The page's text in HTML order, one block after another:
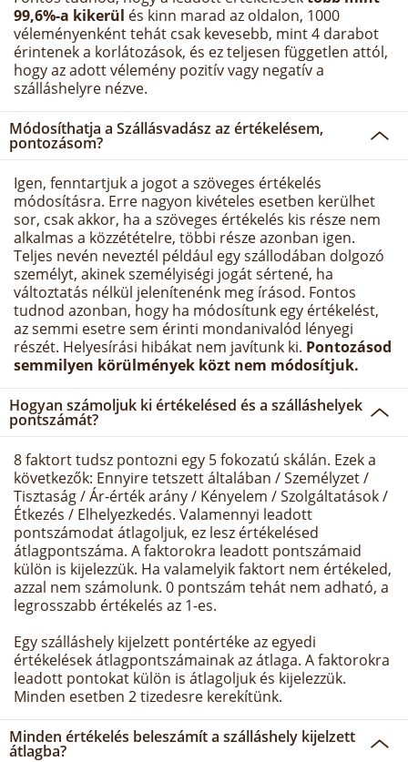
99,6%-a kikerül és kinn marad az oldalon, 1000
véleményenként tehát csak kevesebb, mint 4 darabot
érintenek a korlátozások, és ez teljesen független attól,
hogy az adott vélemény pozitív vagy negatív a
szálláshelyre nézve.
Módosíthatja a Szállásvadász az értékelésem,
pontozásom?
Igen, fenntartjuk a jogot a szöveges értékelés
módosításra. Erre nagyon kivételes esetben kerülhet
sor, csak akkor, ha a szöveges értékelés kis része nem
alkalmas a közzétételre, többi része azonban igen.
Teljes nevén neveztél például egy szállodában dolgozó
személyt, akinek személyiségi jogát sértené, ha
változtatás nélkül jelenítenénk meg írásod. Fontos
tudnod azonban, hogy ha módosítunk egy értékelést,
az semmi esetre sem érinti mondanivalód lényegi
részét. Helyesírási hibákat nem javítunk ki. Pontozásod
semmilyen körülmények közt nem módosítjuk.
Hogyan számoljuk ki értékelésed és a szálláshelyek
pontszámát?
8 faktort tudsz pontozni egy 5 fokozatú skálán. Ezek a
következők: Ennyire tetszett általában / Személyzet /
Tisztaság / Ár-érték arány / Kényelem / Szolgáltatások /
Étkezés / Elhelyezkedés. Valamennyi leadott
pontszámodat átlagoljuk, ez lesz értékelésed
átlagpontszáma. A faktorokra leadott pontszámaid
külön is kijelezzük. Ha valamelyik faktort nem értékeled,
azzal nem számolunk. 0 pontszám tehát nem adható, a
legrosszabb értékelés az 1-es.
Egy szálláshely kijelzett pontértéke az egyedi
értékelések átlagpontszámainak az átlaga. A faktorokra
leadott pontokat külön is átlagoljuk és kijelezzük.
Minden esetben 2 tizedesre kerekítünk.
Minden értékelés beleszámít a szálláshely kijelzett
átlagba?